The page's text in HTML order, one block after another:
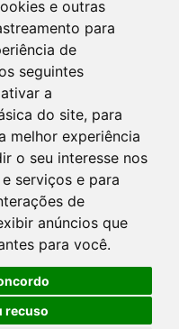
e outras
para
de
seguintes
a
do site, para
melhor experiência
o seu interesse nos
serviços e para
de
anúncios que
para você.
recuso
de Enfermagem